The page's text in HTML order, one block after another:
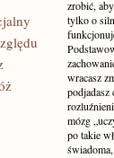
zrobić,
tylko o
wracasz
mózg
po takie